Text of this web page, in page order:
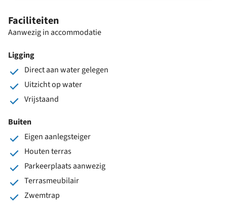
Faciliteiten
Aanwezig in accommodatie
Ligging
Direct aan water gelegen
Uitzicht op water
Vrijstaand
Buiten
Eigen aanlegsteiger
Houten terras
Parkeerplaats aanwezig
Terrasmeubilair
Zwemtrap